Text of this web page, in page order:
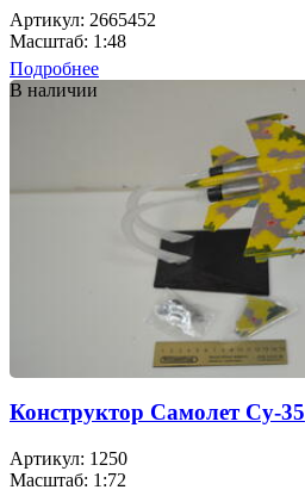
Артикул: 2665452
Масштаб: 1:48
Подробнее
В наличии
Конструктор Самолет Су-35
Артикул: 1250
Масштаб: 1:72